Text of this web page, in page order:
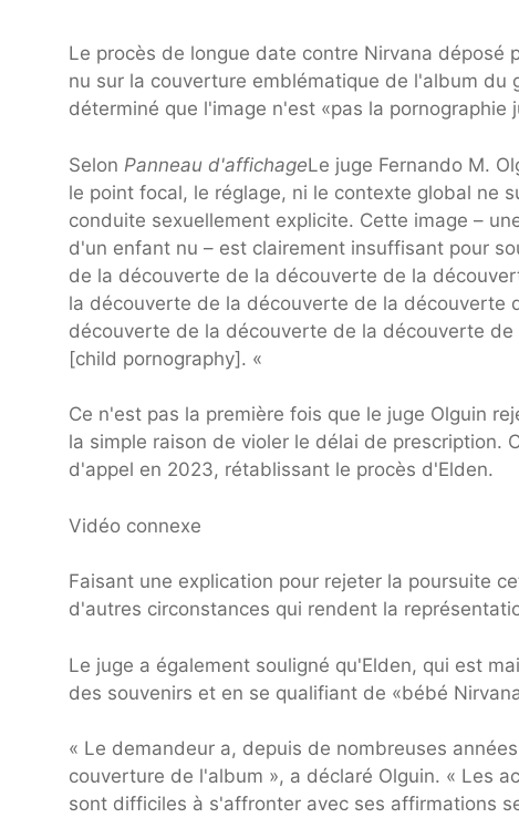
Le procès de longue date contre Nirvana déposé
nu sur la couverture emblématique de l'album du
déterminé que l'image n'est «pas la pornographie
Selon Panneau d'affichageLe juge Fernando M.
le point focal, le réglage, ni le contexte global ne
conduite sexuellement explicite. Cette image –
d'un enfant nu – est clairement insuffisant pour
de la découverte de la découverte de la
la découverte de la découverte de la
découverte de la découverte de la découverte
[child pornography]. «
Ce n'est pas la première fois que le juge Olguin
la simple raison de violer le délai de prescription.
d'appel en 2023, rétablissant le procès d'Elden.
Vidéo connexe
Faisant une explication pour rejeter la poursuite
d'autres circonstances qui rendent la
Le juge a également souligné qu'Elden, qui est
des souvenirs et en se qualifiant de «bébé
« Le demandeur a, depuis de nombreuses
couverture de l'album », a déclaré Olguin. « Les
sont difficiles à s'affronter avec ses affirmations